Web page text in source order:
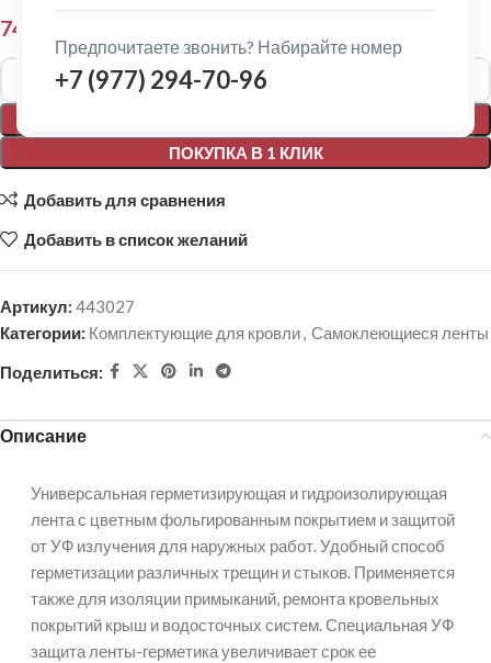
Предпочитаете звонить? Набирайте номер
+7 (977) 294-70-96
745,00
ПОКУПКА В 1 КЛИК
Alternative:
Добавить для сравнения
Добавить в список желаний
Артикул: 443027
Категории: Комплектующие для кровли, Самоклеющиеся ленты
Поделиться:
Описание
Универсальная герметизирующая и гидроизолирующая
лента с цветным фольгированным покрытием и защитой
от УФ излучения для наружных работ. Удобный способ
герметизации различных трещин и стыков. Применяется
также для изоляции примыканий, ремонта кровельных
покрытий крыш и водосточных систем. Специальная УФ
защита ленты-герметика увеличивает срок ее